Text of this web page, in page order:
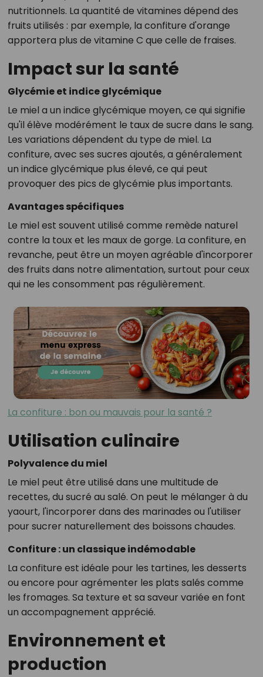
nutritionnels. La quantité de vitamines dépend des
fruits utilisés : par exemple, la confiture d'orange
apportera plus de vitamine C que celle de fraises.
Impact sur la santé
Glycémie et indice glycémique
Le miel a un indice glycémique moyen, ce qui signifie
qu'il élève modérément le taux de sucre dans le sang.
Les variations dépendent du type de miel. La
confiture, avec ses sucres ajoutés, a généralement
un indice glycémique plus élevé, ce qui peut
provoquer des pics de glycémie plus importants.
Avantages spécifiques
Le miel est souvent utilisé comme remède naturel
contre la toux et les maux de gorge. La confiture, en
revanche, peut être un moyen agréable d'incorporer
des fruits dans notre alimentation, surtout pour ceux
qui ne les consomment pas régulièrement.
La confiture : bon ou mauvais pour la santé ?
Utilisation culinaire
Polyvalence du miel
Le miel peut être utilisé dans une multitude de
recettes, du sucré au salé. On peut le mélanger à du
yaourt, l'incorporer dans des marinades ou l'utiliser
pour sucrer naturellement des boissons chaudes.
Confiture : un classique indémodable
La confiture est idéale pour les tartines, les desserts
ou encore pour agrémenter les plats salés comme
les fromages. Sa texture et sa saveur variée en font
un accompagnement apprécié.
Environnement et
production